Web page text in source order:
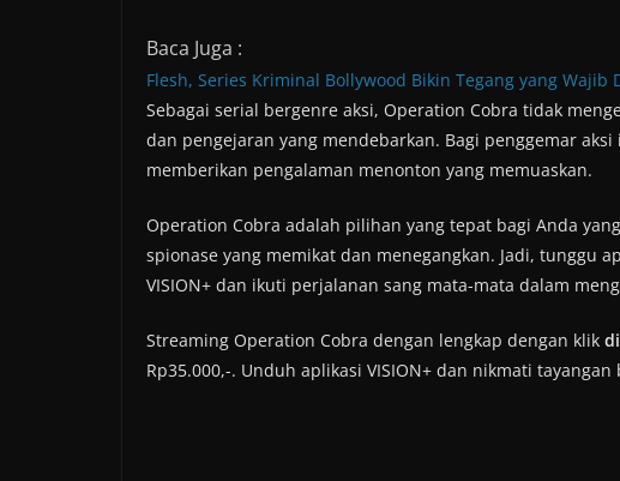
Baca Juga :
Flesh, Series Kriminal Bollywood Bikin Tegang yang Wajib
Sebagai serial bergenre aksi, Operation Cobra tidak
dan pengejaran yang mendebarkan. Bagi penggemar
memberikan pengalaman menonton yang memuaskan.
Operation Cobra adalah pilihan yang tepat bagi Anda
spionase yang memikat dan menegangkan. Jadi, tunggu
VISION+ dan ikuti perjalanan sang mata-mata dalam
Streaming Operation Cobra dengan lengkap dengan klik
Rp35.000,-. Unduh aplikasi VISION+ dan nikmati